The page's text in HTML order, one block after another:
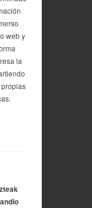
web y
la